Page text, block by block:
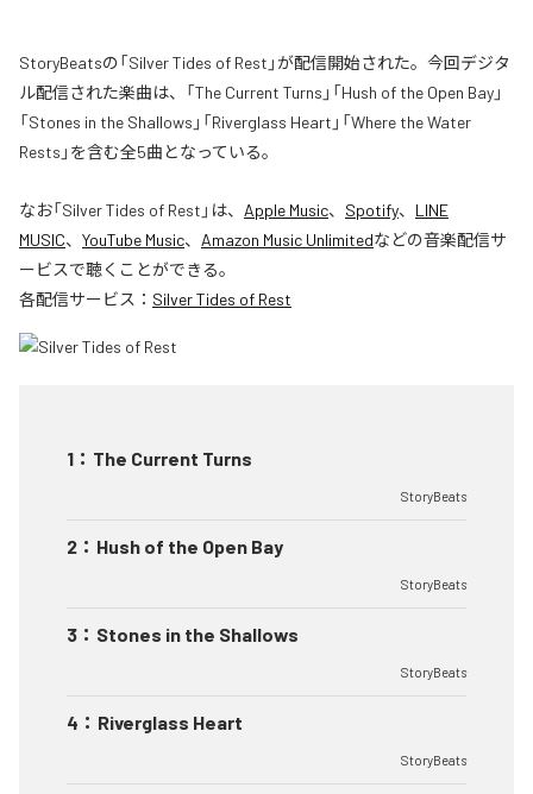
StoryBeatsの「Silver Tides of Rest」が配信開始された。今回デジタ
ル配信された楽曲は、「The Current Turns」「Hush of the Open Bay」
「Stones in the Shallows」「Riverglass Heart」「Where the Water
Rests」を含む全5曲となっている。
なお「Silver Tides of Rest 」は、 Apple Music、 Spotify、 LINE
MUSIC、 YouTube Music、 Amazon Music Unlimitedなどの音楽配信サ
ービスで聴くことができる。
各配信サービス： Silver Tides of Rest
1 ： The Current Turns
StoryBeats
2 ： Hush of the Open Bay
StoryBeats
3 ： Stones in the Shallows
StoryBeats
4 ： Riverglass Heart
StoryBeats